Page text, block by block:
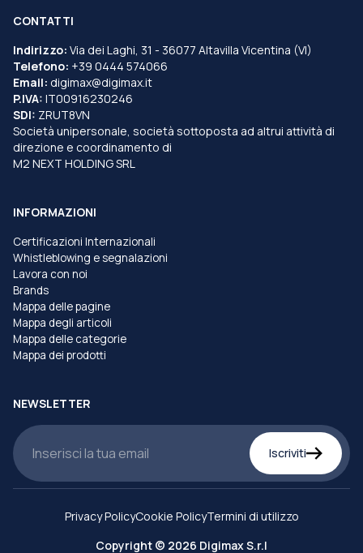
CONTATTI
Indirizzo: Via dei Laghi, 31 - 36077 Altavilla Vicentina (VI)
Telefono: +39 0444 574066
Email: digimax@digimax.it
P.IVA: IT00916230246
SDI: ZRUT8VN
Società unipersonale, società sottoposta ad altrui attività di
direzione e coordinamento di
M2 NEXT HOLDING SRL
INFORMAZIONI
Certificazioni Internazionali
Whistleblowing e segnalazioni
Lavora con noi
Brands
Mappa delle pagine
Mappa degli articoli
Mappa delle categorie
Mappa dei prodotti
NEWSLETTER
Iscriviti
Copyright © 2026 Digimax S.r.l
Privacy PolicyCookie PolicyTermini di utilizzo